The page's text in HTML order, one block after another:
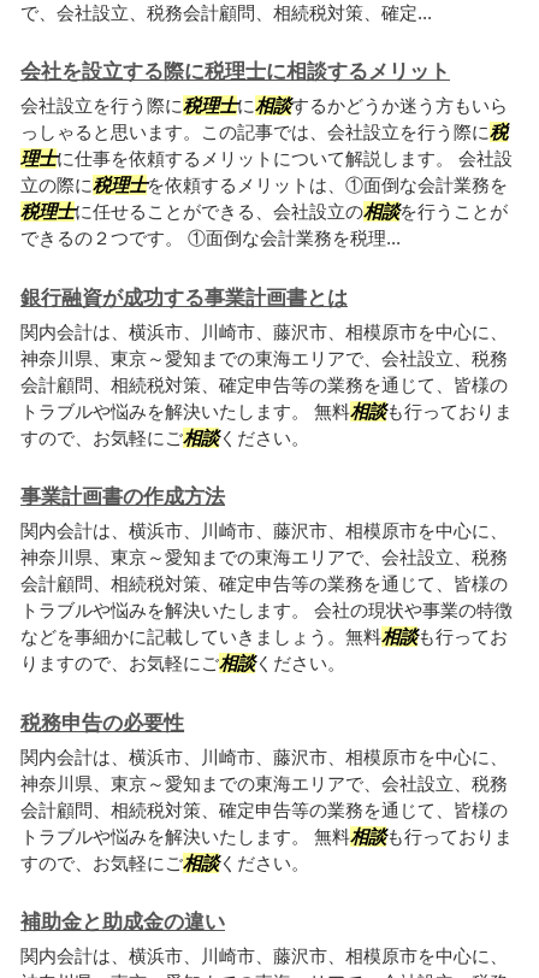
で、会社設立、税務会計顧問、相続税対策、確定...
会社を設立する際に税理士に相談するメリット
会社設立を行う際に税理士に相談するかどうか迷う方もいら
っしゃると思います。この記事では、会社設立を行う際に税
理士に仕事を依頼するメリットについて解説します。 会社設
立の際に税理士を依頼するメリットは、①面倒な会計業務を
税理士に任せることができる、会社設立の相談を行うことが
できるの２つです。 ①面倒な会計業務を税理...
銀行融資が成功する事業計画書とは
関内会計は、横浜市、川崎市、藤沢市、相模原市を中心に、
神奈川県、東京～愛知までの東海エリアで、会社設立、税務
会計顧問、相続税対策、確定申告等の業務を通じて、皆様の
トラブルや悩みを解決いたします。 無料相談も行っておりま
すので、お気軽にご相談ください。
事業計画書の作成方法
関内会計は、横浜市、川崎市、藤沢市、相模原市を中心に、
神奈川県、東京～愛知までの東海エリアで、会社設立、税務
会計顧問、相続税対策、確定申告等の業務を通じて、皆様の
トラブルや悩みを解決いたします。 会社の現状や事業の特徴
などを事細かに記載していきましょう。無料相談も行ってお
りますので、お気軽にご相談ください。
税務申告の必要性
関内会計は、横浜市、川崎市、藤沢市、相模原市を中心に、
神奈川県、東京～愛知までの東海エリアで、会社設立、税務
会計顧問、相続税対策、確定申告等の業務を通じて、皆様の
トラブルや悩みを解決いたします。 無料相談も行っておりま
すので、お気軽にご相談ください。
補助金と助成金の違い
関内会計は、横浜市、川崎市、藤沢市、相模原市を中心に、